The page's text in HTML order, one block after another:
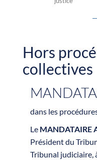
Hors
collectives
dans les
Le MANDATAIRE
Président du
Tribunal judiciaire,